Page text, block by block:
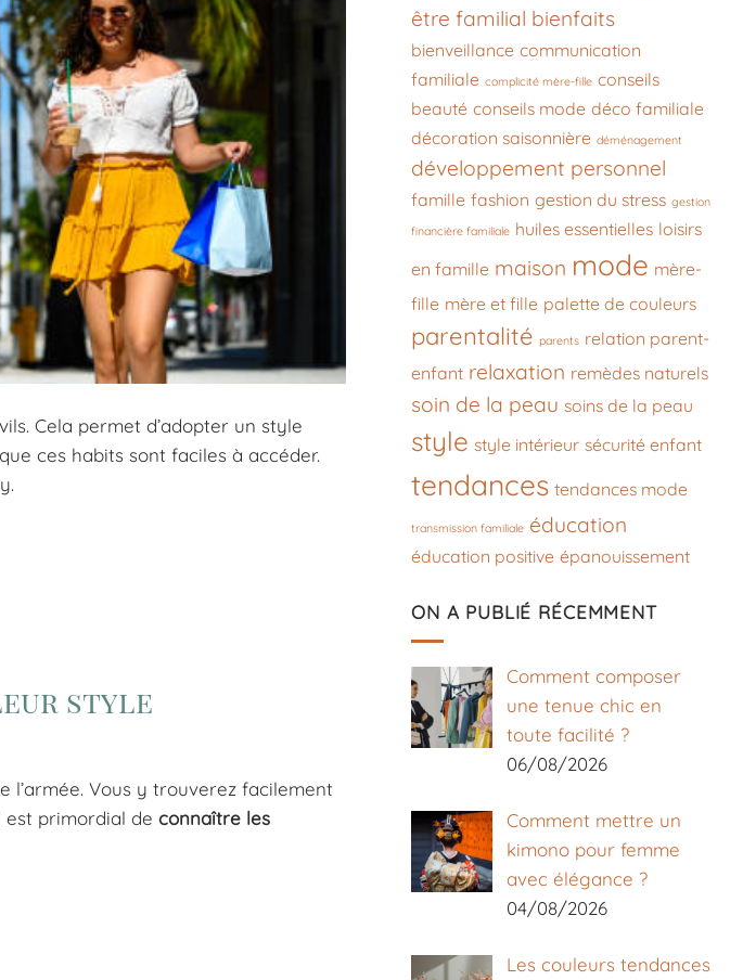
Cela permet d’adopter un style
ces habits sont faciles à accéder.
style
l’armée. Vous y trouverez facilement
est primordial de connaître les
être familial bienfaits
bienveillance communication
familiale complicité mère-fille conseils
beauté conseils mode déco familiale
décoration saisonnière déménagement
développement personnel
famille fashion gestion du stress gestion
financière familiale huiles essentielles loisirs
en famille maison mode mère-
fille mère et fille palette de couleurs
parentalité parents relation parent-
enfant relaxation remèdes naturels
soin de la peau soins de la peau
style style intérieur sécurité enfant
tendances tendances mode
transmission familiale éducation
éducation positive épanouissement
ON A PUBLIÉ RÉCEMMENT
Comment composer
une tenue chic en
toute facilité ?
06/08/2026
Comment mettre un
kimono pour femme
avec élégance ?
04/08/2026
Les couleurs tendances